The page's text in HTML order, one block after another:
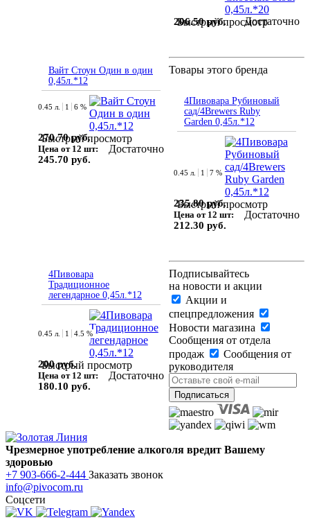
Быстрый просмотр
206.50 руб. Достаточно
Вайт Стоун Один в один
0,45л.*12
Быстрый просмотр
0.45 л. 1 6 %
270.70 руб.
Цена от 12 шт:
245.70 руб.
Достаточно
Товары этого бренда
4Пивовара Рубиновый
сад/4Brewers Ruby
Garden 0,45л.*12
Быстрый просмотр
0.45 л. 1 7 %
235.80 руб.
Цена от 12 шт:
212.30 руб.
Достаточно
4Пивовара
Традиционное
легендарное 0,45л.*12
Быстрый просмотр
0.45 л. 1 4.5 %
200 руб.
Цена от 12 шт:
180.10 руб.
Достаточно
Подписывайтесь
на новости и акции
Акции и
спецпредложения
Новости магазина
Сообщения от отдела
продаж
Сообщения от
руководителя
Чрезмерное употребление алкоголя вредит Вашему
здоровью
+7 903-666-2-444 Заказать звонок
info@pivocom.ru
Соцсети